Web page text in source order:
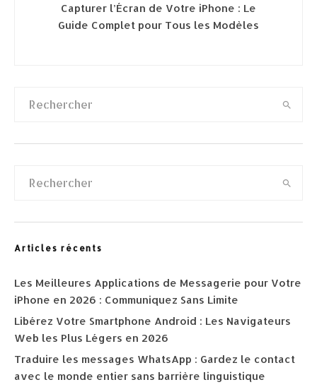
Capturer l’Écran de Votre iPhone : Le
Guide Complet pour Tous les Modèles
Articles récents
Les Meilleures Applications de Messagerie pour Votre
iPhone en 2026 : Communiquez Sans Limite
Libérez Votre Smartphone Android : Les Navigateurs
Web les Plus Légers en 2026
Traduire les messages WhatsApp : Gardez le contact
avec le monde entier sans barrière linguistique